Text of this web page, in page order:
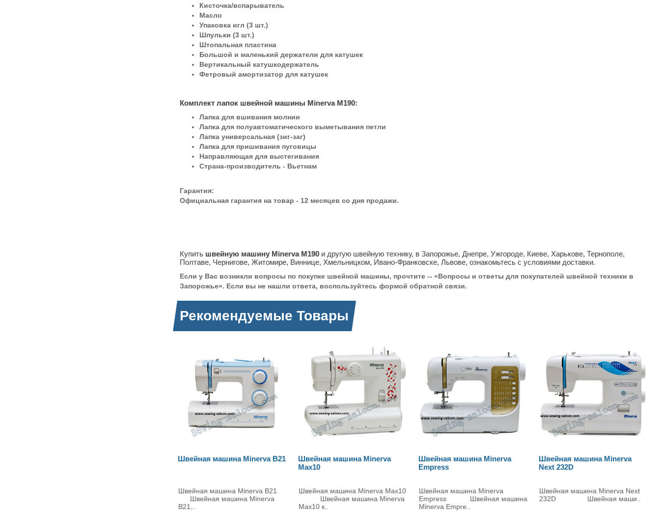
Кисточка/вспарыватель
Масло
Упаковка игл (3 шт.)
Шпульки (3 шт.)
Штопальная пластина
Большой и маленький держатели для катушек
Вертикальный катушкодержатель
Фетровый амортизатор для катушек
Комплект лапок швейной машины Minerva M190:
Лапка для вшивания молнии
Лапка для полуавтоматического выметывания петли
Лапка универсальная (зиг-заг)
Лапка для пришивания пуговицы
Направляющая для выстегивания
Страна-производитель - Вьетнам
Гарантия:
Официальная гарантия на товар - 12 месяцев со дня продажи.
Купить швейную машину Minerva M190 и другую швейную технику, в Запорожье, Днепре, Ужгороде, Киеве, Харькове, Тернополе,
Полтаве, Чернигове, Житомире, Виннице, Хмельницком, Ивано-Франковске, Львове, ознакомьтесь с условиями доставки.
Если у Вас возникли вопросы по покупке швейной машины, прочтите -- «Вопросы и ответы для покупателей швейной техники в
Запорожье». Если вы не нашли ответа, воспользуйтесь формой обратной связи.
Рекомендуемые Товары
Швейная машина Minerva
Швейная машина Minerva Max10
Швейная машина Minerva
Max10 к..
Швейная машина Minerva
Empress
Швейная машина Minerva
Empress Швейная машина
Minerva Empre..
Швейная машина Minerva
Next 232D
Швейная машина Minerva Next
232D Швейная маши..
Швейная машина Minerva
Extra Plus
Швейная машина Minerva Extra
Plus Швейная машина ..